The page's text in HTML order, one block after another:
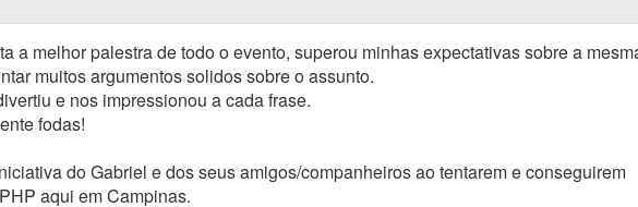
a melhor palestra de todo o evento, superou minhas expectativas sobre a
muitos argumentos solidos sobre o assunto.
e nos impressionou a cada frase.
fodas!
do Gabriel e dos seus amigos/companheiros ao tentarem e conseguirem
aqui em Campinas.